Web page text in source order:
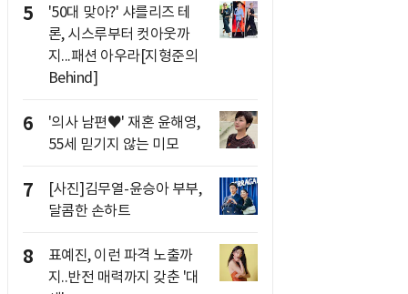
5
'50대 맞아?' 샤를리즈 테
론, 시스루부터 컷아웃까
지...패션 아우라[지형준의
Behind]
6
'의사 남편♥' 재혼 윤해영,
55세 믿기지 않는 미모
7
[사진]김무열-윤승아 부부,
달콤한 손하트
8
표예진, 이런 파격 노출까
지..반전 매력까지 갖춘 '대